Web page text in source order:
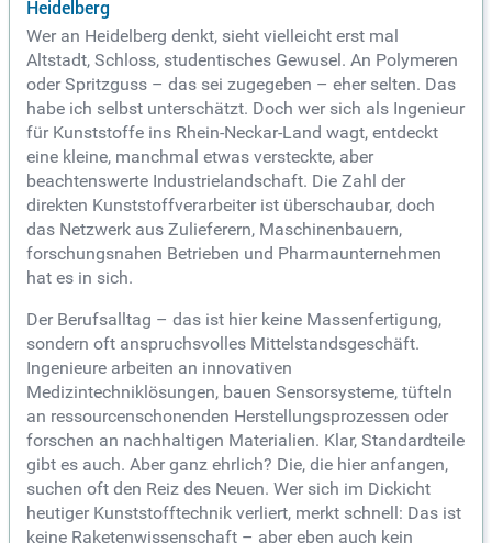
Heidelberg
Wer an Heidelberg denkt, sieht vielleicht erst mal
Altstadt, Schloss, studentisches Gewusel. An Polymeren
oder Spritzguss – das sei zugegeben – eher selten. Das
habe ich selbst unterschätzt. Doch wer sich als Ingenieur
für Kunststoffe ins Rhein-Neckar-Land wagt, entdeckt
eine kleine, manchmal etwas versteckte, aber
beachtenswerte Industrielandschaft. Die Zahl der
direkten Kunststoffverarbeiter ist überschaubar, doch
das Netzwerk aus Zulieferern, Maschinenbauern,
forschungsnahen Betrieben und Pharmaunternehmen
hat es in sich.
Der Berufsalltag – das ist hier keine Massenfertigung,
sondern oft anspruchsvolles Mittelstandsgeschäft.
Ingenieure arbeiten an innovativen
Medizintechniklösungen, bauen Sensorsysteme, tüfteln
an ressourcenschonenden Herstellungsprozessen oder
forschen an nachhaltigen Materialien. Klar, Standardteile
gibt es auch. Aber ganz ehrlich? Die, die hier anfangen,
suchen oft den Reiz des Neuen. Wer sich im Dickicht
heutiger Kunststofftechnik verliert, merkt schnell: Das ist
keine Raketenwissenschaft – aber eben auch kein